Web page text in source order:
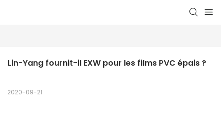
Lin-Yang fournit-il EXW pour les films PVC épais ?
2020-09-21